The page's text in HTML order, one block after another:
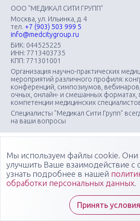
ООО "МЕДИКАЛ СИТИ ГРУПП"
Москва, ул. Ильинка, д. 4
тел. +7 (903) 503 999 5
info@medcitygroup.ru
БИК: 044525225
ИНН: 7713403735
КПП: 771301001
Организация научно-практических
мероприятий различного профиля:
конференций, симпозиумов,
очных, онлайн- и смешанных
компетенции медицинских
Специалисты "Медикал Сити Групп"
на ваши вопросы
Мы используем файлы cookie. Они
улучшить Ваше взаимодействие с
узнать подробнее в нашей
обработки персональных данных.
Принять условия